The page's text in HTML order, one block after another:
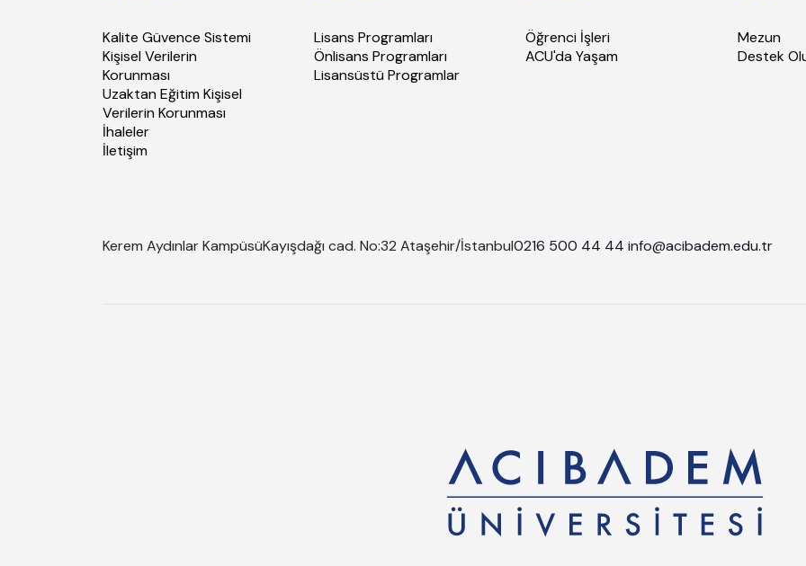
Kalite Güvence Sistemi
Kişisel Verilerin
Korunması
Uzaktan Eğitim Kişisel
Verilerin Korunması
İhaleler
İletişim
Lisans Programları
Önlisans Programları
Lisansüstü Programlar
Öğrenci İşleri
ACU'da Yaşam
Mezun
Destek
Kerem Aydınlar KampüsüKayışdağı cad. No:32 Ataşehir/İstanbul0216 500 44 44 info@acibadem.edu.tr